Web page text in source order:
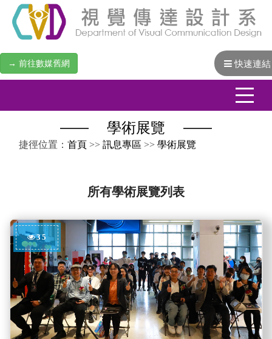
→ 前往數媒舊網
學術展覽
捷徑位置： 首頁 >> 訊息專區 >> 學術展覽
所有學術展覽列表
35
快速連結